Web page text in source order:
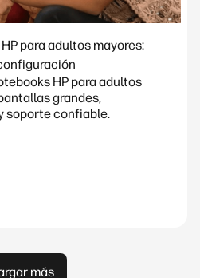
para adultos mayores:
HP para adultos
grandes,
soporte confiable.
más